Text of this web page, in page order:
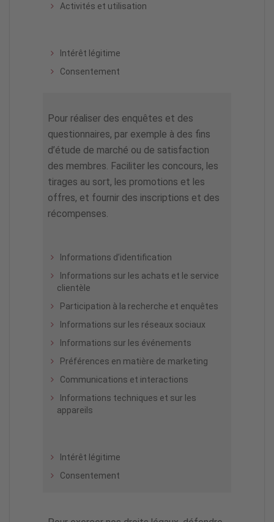
Activités et utilisation
Intérêt légitime
Consentement
Pour réaliser des enquêtes et des
questionnaires, par exemple à des fins
d’étude de marché ou de satisfaction
des membres. Faciliter les concours, les
tirages au sort, les promotions et les
offres, et fournir des inscriptions et des
récompenses.
Informations d’identification
Informations sur les achats et le service
clientèle
Participation à la recherche et enquêtes
Informations sur les réseaux sociaux
Informations sur les événements
Préférences en matière de marketing
Communications et interactions
Informations techniques et sur les
appareils
Intérêt légitime
Consentement